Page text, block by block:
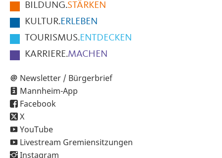
SeiteBILDUNG.STÄRKEN
KULTUR.ERLEBEN
TOURISMUS.ENTDECKEN
KARRIERE.MACHEN
Newsletter / Bürgerbrief
Mannheim-App
Facebook
X
YouTube
Livestream Gremiensitzungen
Instagram